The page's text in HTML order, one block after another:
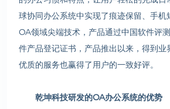
球协同办公系统中实现了痕迹保留、手机
OA领域尖端技术，产品通过中国软件评
件产品登记证书，产品推出以来，得到业
优质的服务也赢得了用户的一致好评。
乾坤科技研发的OA办公系统的优势